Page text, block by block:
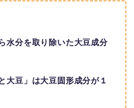
水分を取り除いた大豆成分
大豆」は大豆固形成分が１